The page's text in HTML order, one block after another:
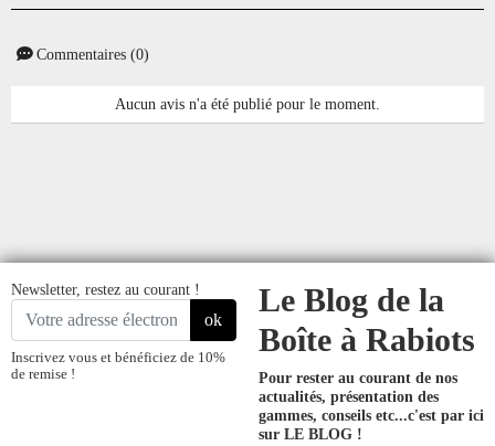
Commentaires (0)
Aucun avis n'a été publié pour le moment.
Newsletter, restez au courant !
ok
Inscrivez vous et bénéficiez de 10%
de remise !
Le Blog de la
Boîte à Rabiots
Pour rester au courant de nos
actualités, présentation des
gammes, conseils etc...c'est par ici
sur LE BLOG !